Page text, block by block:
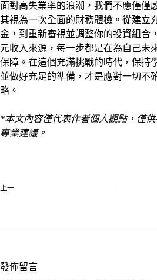
面對高失業率的浪潮，我們不應僅僅
其視為一次全面的財務體檢。從建立
金，到重新審視並調整你的投資組合
元收入來源，每一步都是在為自己未
保障。在這個充滿挑戰的時代，保持
並做好充足的準備，才是應對一切不
略。
*本文內容僅代表作者個人觀點，僅
專業建議。
上一
發佈留言